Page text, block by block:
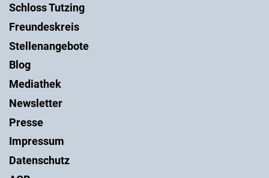
Schloss Tutzing
Freundeskreis
Stellenangebote
Blog
Mediathek
Newsletter
Presse
Impressum
Datenschutz